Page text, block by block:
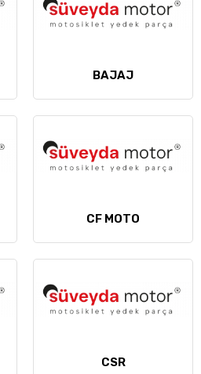
BAJAJ
CF MOTO
CSR